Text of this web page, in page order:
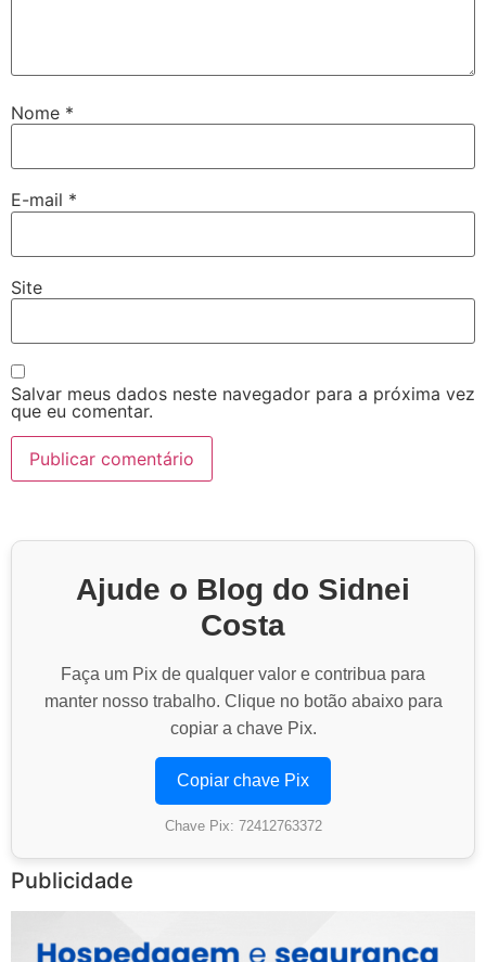
Nome *
E-mail *
Site
Salvar meus dados neste navegador para a próxima vez
que eu comentar.
Ajude o Blog do Sidnei
Costa
Faça um Pix de qualquer valor e contribua para
manter nosso trabalho. Clique no botão abaixo para
copiar a chave Pix.
Copiar chave Pix
Chave Pix: 72412763372
Publicidade